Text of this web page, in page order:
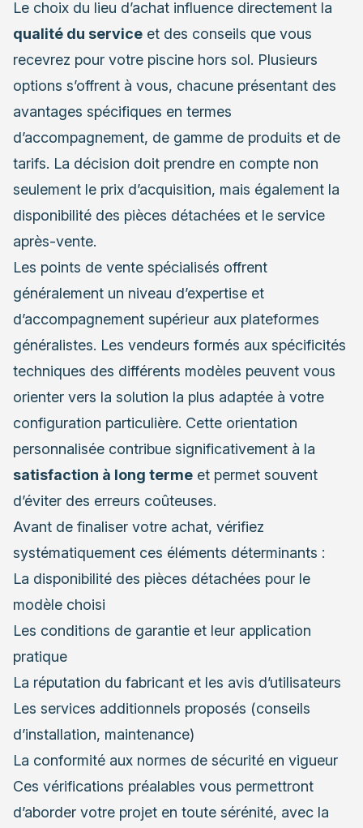
Le choix du lieu d’achat influence directement la
qualité du service et des conseils que vous
recevrez pour votre piscine hors sol. Plusieurs
options s’offrent à vous, chacune présentant des
avantages spécifiques en termes
d’accompagnement, de gamme de produits et de
tarifs. La décision doit prendre en compte non
seulement le prix d’acquisition, mais également la
disponibilité des pièces détachées et le service
après-vente.
Les points de vente spécialisés offrent
généralement un niveau d’expertise et
d’accompagnement supérieur aux plateformes
généralistes. Les vendeurs formés aux spécificités
techniques des différents modèles peuvent vous
orienter vers la solution la plus adaptée à votre
configuration particulière. Cette orientation
personnalisée contribue significativement à la
satisfaction à long terme et permet souvent
d’éviter des erreurs coûteuses.
Avant de finaliser votre achat, vérifiez
systématiquement ces éléments déterminants :
La disponibilité des pièces détachées pour le
modèle choisi
Les conditions de garantie et leur application
pratique
La réputation du fabricant et les avis d’utilisateurs
Les services additionnels proposés (conseils
d’installation, maintenance)
La conformité aux normes de sécurité en vigueur
Ces vérifications préalables vous permettront
d’aborder votre projet en toute sérénité, avec la